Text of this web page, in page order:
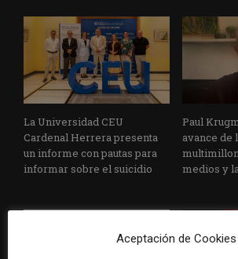
La Universidad CEU
Cardenal Herrera presenta
un informe con pautas para
informar sobre el suicidio
Paul
avance de
medios y
Aceptación de Cookies